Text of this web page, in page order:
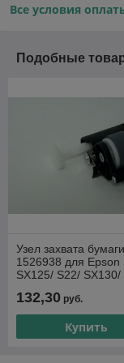
Все условия
Подобные
Узел захвата бумаги
1526938 для Epson
SX125/ S22/
132,30 руб.
Купить